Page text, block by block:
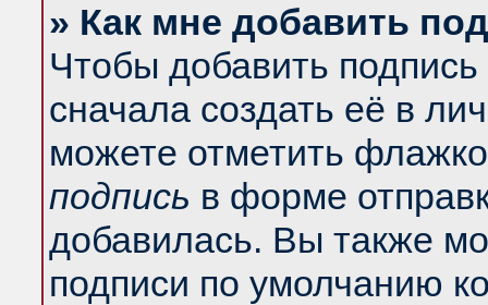
» Как мне добавить
Чтобы добавить
сначала создать её в
можете отметить
подпись в форме
добавилась. Вы также
подписи по умолчанию